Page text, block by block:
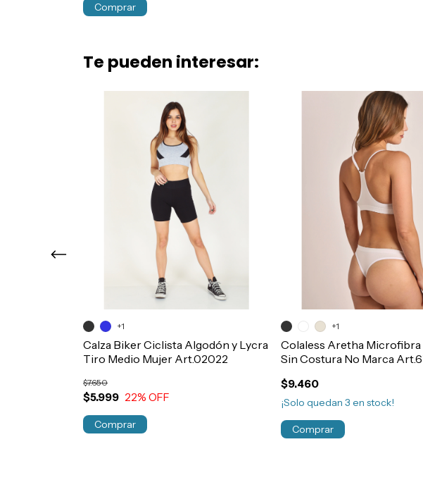
Comprar
Te pueden interesar:
Calza Biker Ciclista Algodón y Lycra
Tiro Medio Mujer Art.02022
$5.999
$7.650
22% OFF
+1
Comprar
Colaless Aretha Microfibra
Sin Costura No Marca
$9.460
¡Solo quedan 3 en stock!
+1
Comprar